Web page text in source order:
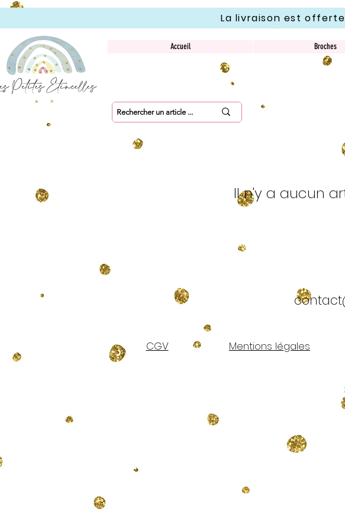
La livraison est
Accueil Broches
Il n'y a aucun
CGV Mentions légales